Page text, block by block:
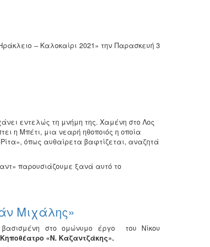
– Καλοκαίρι 2021» την Παρασκευή 3
εντελώς τη μνήμη της. Χαμένη στο Λος
η Μπέτι, μια νεαρή ηθοποιός η οποία
όπως αυθαίρετα βαφτίζεται, αναζητά
παρουσιάζουμε ξανά αυτό το
Μιχάλης»
βασισμένη στο ομώνυμο έργο του Νίκου
«Ν. Καζαντζάκης».